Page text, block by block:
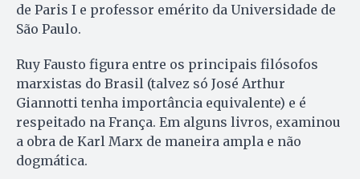
de Paris I e professor emérito da Universidade de
São Paulo.
Ruy Fausto figura entre os principais filósofos
marxistas do Brasil (talvez só José Arthur
Giannotti tenha importância equivalente) e é
respeitado na França. Em alguns livros, examinou
a obra de Karl Marx de maneira ampla e não
dogmática.